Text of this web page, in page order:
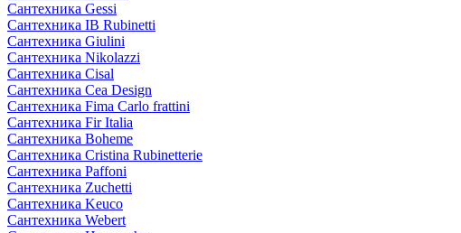
Сантехника Gessi
Сантехника IB Rubinetti
Сантехника Giulini
Сантехника Nikolazzi
Сантехника Cisal
Сантехника Cea Design
Сантехника Fima Carlo frattini
Сантехника Fir Italia
Сантехника Boheme
Сантехника Cristina Rubinetterie
Сантехника Paffoni
Сантехника Zuchetti
Сантехника Keuco
Сантехника Webert